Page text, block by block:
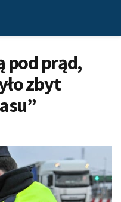
pod prąd,
zbyt